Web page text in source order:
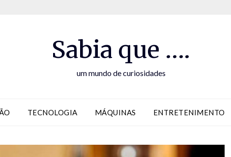
Sabia que ….
um mundo de curiosidades
TECNOLOGIA MÁQUINAS ENTRETENIMENTO